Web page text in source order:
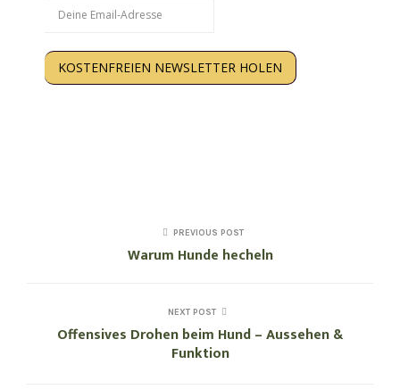
KOSTENFREIEN NEWSLETTER HOLEN
PREVIOUS POST
Warum Hunde hecheln
NEXT POST
Offensives Drohen beim Hund – Aussehen &
Funktion